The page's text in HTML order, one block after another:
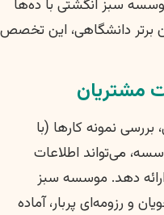
سبز انگشتی با ده‌ها
برتر دانشگاهی، این تخصص
نمونه کارها (با
می‌تواند اطلاعات
دهد. موسسه سبز
و رزومه‌ای پربار، آماده